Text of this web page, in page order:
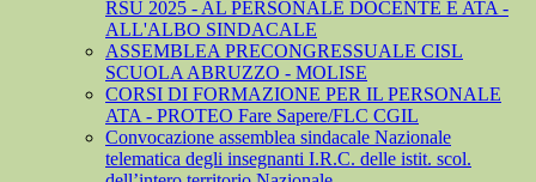
RSU 2025 - AL PERSONALE DOCENTE E ATA -
ALL'ALBO SINDACALE
ASSEMBLEA PRECONGRESSUALE CISL
SCUOLA ABRUZZO - MOLISE
CORSI DI FORMAZIONE PER IL PERSONALE
ATA - PROTEO Fare Sapere/FLC CGIL
Convocazione assemblea sindacale Nazionale
telematica degli insegnanti I.R.C. delle istit. scol.